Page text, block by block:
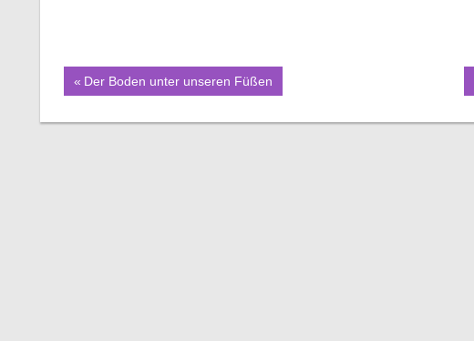
Beitragsnavigation
Vorheriger
Der Boden unter unseren Füßen